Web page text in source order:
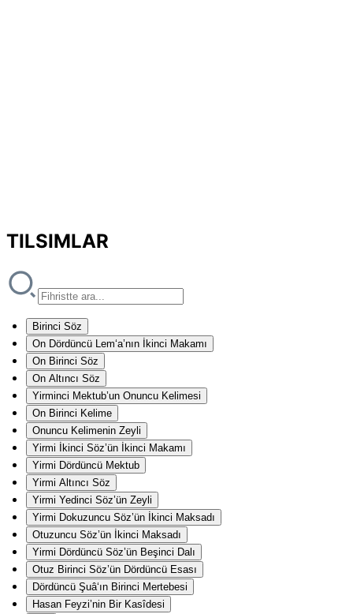
TILSIMLAR
Birinci Söz
On Dördüncü Lem‘a’nın İkinci Makamı
On Birinci Söz
On Altıncı Söz
Yirminci Mektub’un Onuncu Kelimesi
On Birinci Kelime
Onuncu Kelimenin Zeyli
Yirmi İkinci Söz’ün İkinci Makamı
Yirmi Dördüncü Mektub
Yirmi Altıncı Söz
Yirmi Yedinci Söz’ün Zeyli
Yirmi Dokuzuncu Söz’ün İkinci Maksadı
Otuzuncu Söz’ün İkinci Maksadı
Yirmi Dördüncü Söz’ün Beşinci Dalı
Otuz Birinci Söz’ün Dördüncü Esası
Dördüncü Şuâ‘ın Birinci Mertebesi
Hasan Feyzi’nin Bir Kasîdesi